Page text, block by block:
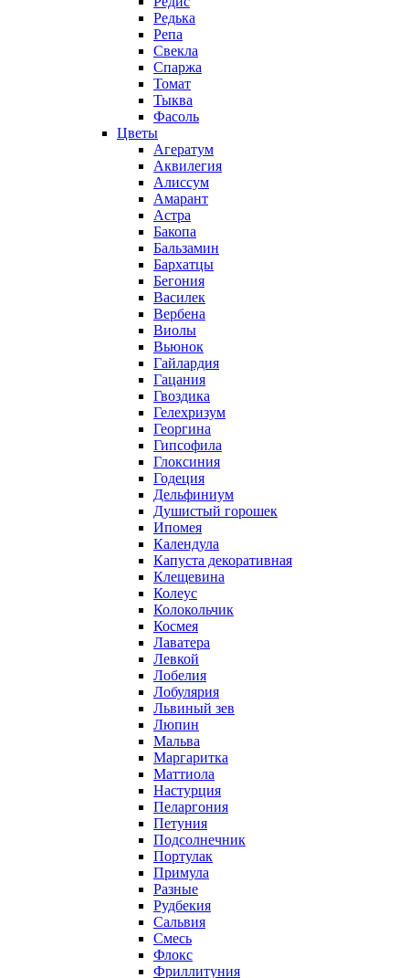
Редька
Репа
Свекла
Спаржа
Томат
Тыква
Фасоль
Цветы
Агератум
Аквилегия
Алиссум
Амарант
Астра
Бакопа
Бальзамин
Бархатцы
Бегония
Василек
Вербена
Виолы
Вьюнок
Гайлардия
Гацания
Гвоздика
Гелехризум
Георгина
Гипсофила
Глоксиния
Годеция
Дельфиниум
Душистый горошек
Ипомея
Календула
Капуста декоративная
Клещевина
Колеус
Колокольчик
Космея
Лаватера
Левкой
Лобелия
Лобулярия
Львиный зев
Люпин
Мальва
Маргаритка
Маттиола
Настурция
Пеларгония
Петуния
Подсолнечник
Портулак
Примула
Разные
Рудбекия
Сальвия
Смесь
Флокс
Фриллитуния